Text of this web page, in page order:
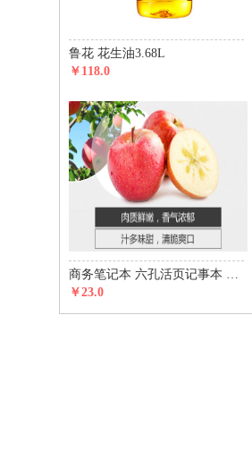
鲁花 花生油3.68L
￥118.0
商务笔记本 六孔活页记事本 五金磁铁搭扣款
￥23.0